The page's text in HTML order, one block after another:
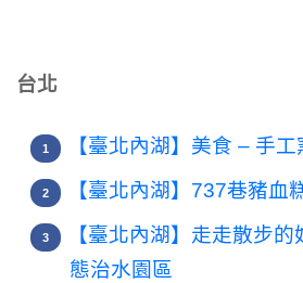
台北
【臺北內湖】美食 – 手
【臺北內湖】737巷豬血
【臺北內湖】走走散步
態治水園區